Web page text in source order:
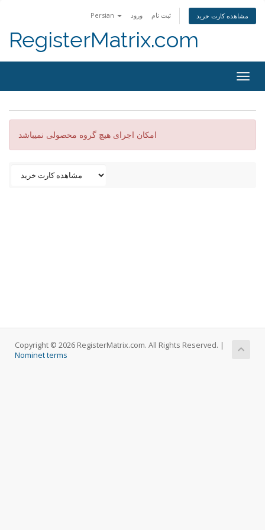
Persian ورود ثبت نام مشاهده کارت خرید
RegisterMatrix.com
امکان اجرای هیچ گروه محصولی نمیباشد
Copyright © 2026 RegisterMatrix.com. All Rights Reserved. |
Nominet terms